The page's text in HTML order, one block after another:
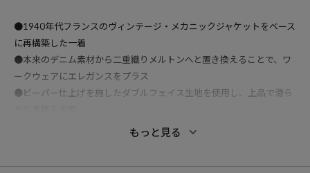
●1940年代フランスのヴィンテージ・メカニックジャケットをベース
に再構築した一着
●本来のデニム素材から二重織りメルトンへと置き換えることで、ワ
ークウェアにエレガンスをプラス
●ビーバー仕上げを施したダブルフェイス生地を使用し、上品で滑ら
●高度な技術を要するリバー仕立てで、ステッチを極力排したミニマ
もっと見る